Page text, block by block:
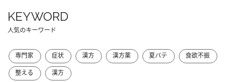
KEYWORD
人気のキーワード
専門家 症状 漢方 漢方薬 夏バテ
食欲不振
整える
漢方